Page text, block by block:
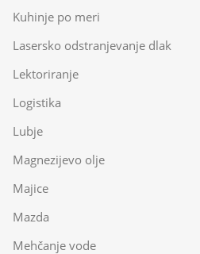
Kuhinje po meri
Lasersko odstranjevanje dlak
Lektoriranje
Logistika
Lubje
Magnezijevo olje
Majice
Mazda
Mehčanje vode